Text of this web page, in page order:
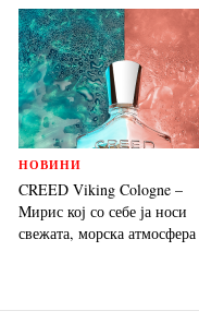
НОВИНИ
CREED Viking Cologne –
Mирис кој со себе ја носи
свежата, морска атмосфера